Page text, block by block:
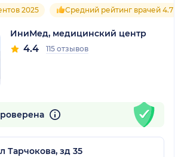
2025 Средний рейтинг врачей 4.7
ИниМед, медицинский центр
4.4 115 отзывов
Тарчокова, зд 35